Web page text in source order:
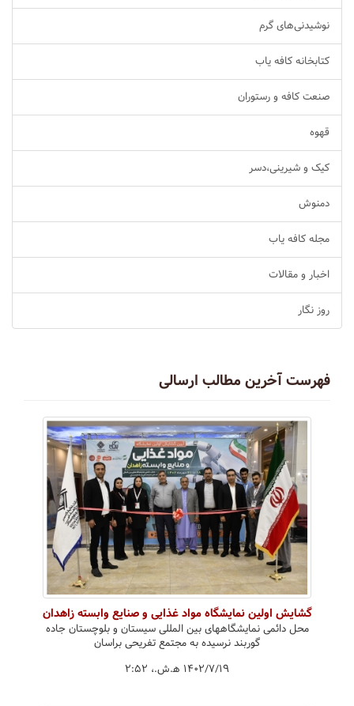
نوشیدنی‌های گرم
کتابخانه کافه یاب
صنعت کافه و رستوران
قهوه
کیک و شیرینی،دسر
دمنوش
مجله کافه یاب
اخبار و مقالات
روز نگار
فهرست آخرین مطالب ارسالی
گشایش اولین نمایشگاه مواد غذایی و صنایع وابسته زاهدان
محل دائمی نمایشگاههای بین المللی سیستان و بلوچستان جاده
گوربند نرسیده به مجتمع تفریحی براسان
۱۴۰۲/۷/۱۹ ه‍.ش.،‏ ۲:۵۲